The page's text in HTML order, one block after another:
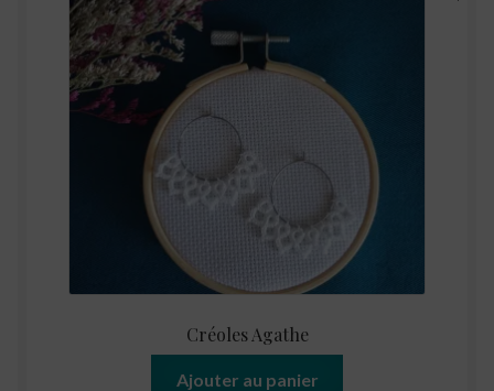
Créoles Agathe
Ajouter au panier